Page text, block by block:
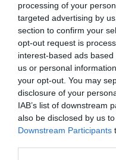
processing of your
targeted advertising by
section to confirm your
opt-out request is
interest-based ads
us or personal
your opt-out. You may
disclosure of your
IAB’s list of downstream
also be disclosed by us
Downstream Participants
României ȋn Italia,
surpriză,
organizat de ARI,
activităţile culturale
avut prezenţa de
primească diploma
PSD Diaspora,